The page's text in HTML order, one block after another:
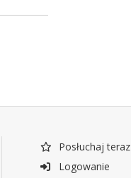
Posłuchaj teraz
Logowanie